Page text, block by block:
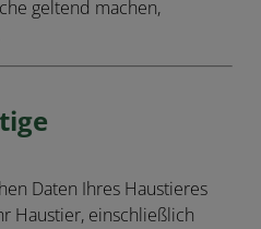
geltend machen,
Daten Ihres Haustieres
Haustier, einschließlich